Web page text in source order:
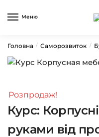
Меню
Головна / Саморозвиток /
Розпродаж!
Курс:
руками від